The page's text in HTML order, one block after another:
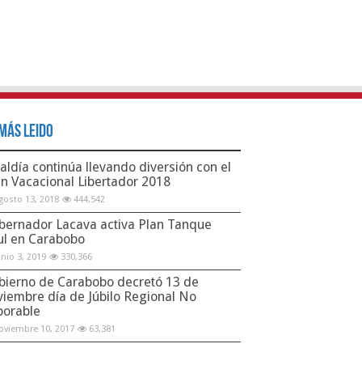
Leido
continúa llevando diversión con el
Vacacional Libertador 2018
13, 2018 444,542
Lacava activa Plan Tanque
en Carabobo
3, 2019 330,366
de Carabobo decretó 13 de
día de Júbilo Regional No
10, 2017 63,381